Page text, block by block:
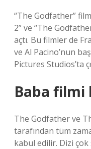
“The Godfather”
2” ve “The
açtı. Bu filmler de
ve Al Pacino’nun
Pictures Studios’ta
Baba filmi
The Godfather ve
tarafından tüm
kabul edilir. Dizi çok